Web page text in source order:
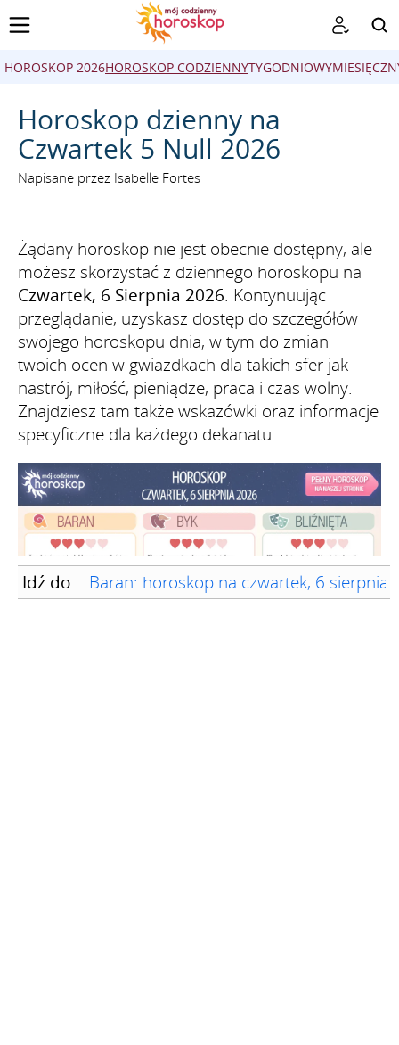
HOROSKOP 2026HOROSKOP CODZIENNYTYGODNIOWY
Horoskop dzienny na
Czwartek 5 Null 2026
Napisane przez Isabelle Fortes
Żądany horoskop nie jest obecnie dostępny, ale
możesz skorzystać z dziennego horoskopu na
Czwartek, 6 Sierpnia 2026. Kontynuując
przeglądanie, uzyskasz dostęp do szczegółów
swojego horoskopu dnia, w tym do zmian
twoich ocen w gwiazdkach dla takich sfer jak
nastrój, miłość, pieniądze, praca i czas wolny.
Znajdziesz tam także wskazówki oraz informacje
specyficzne dla każdego dekanatu.
Idź do Baran: horoskop na czwartek, 6 sierpnia